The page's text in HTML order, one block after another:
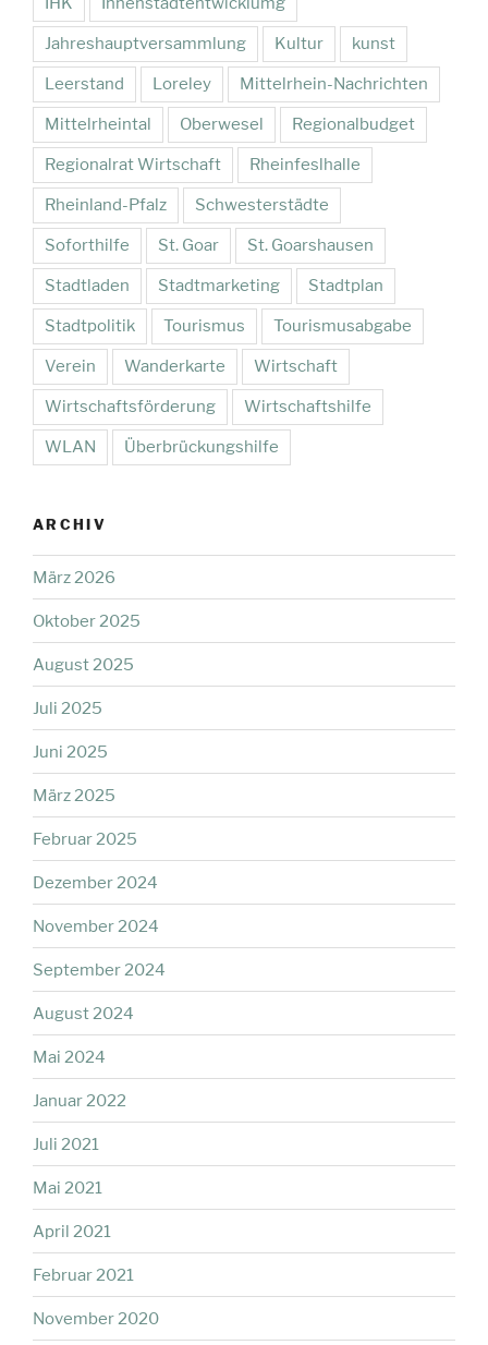
Jahreshauptversammlung Kultur kunst
Leerstand Loreley Mittelrhein-Nachrichten
Mittelrheintal Oberwesel Regionalbudget
Regionalrat Wirtschaft Rheinfeslhalle
Rheinland-Pfalz Schwesterstädte
Soforthilfe St. Goar St. Goarshausen
Stadtladen Stadtmarketing Stadtplan
Stadtpolitik Tourismus Tourismusabgabe
Verein Wanderkarte Wirtschaft
Wirtschaftsförderung Wirtschaftshilfe
WLAN Überbrückungshilfe
ARCHIV
März 2026
Oktober 2025
August 2025
Juli 2025
Juni 2025
März 2025
Februar 2025
Dezember 2024
November 2024
September 2024
August 2024
Mai 2024
Januar 2022
Juli 2021
Mai 2021
April 2021
Februar 2021
November 2020